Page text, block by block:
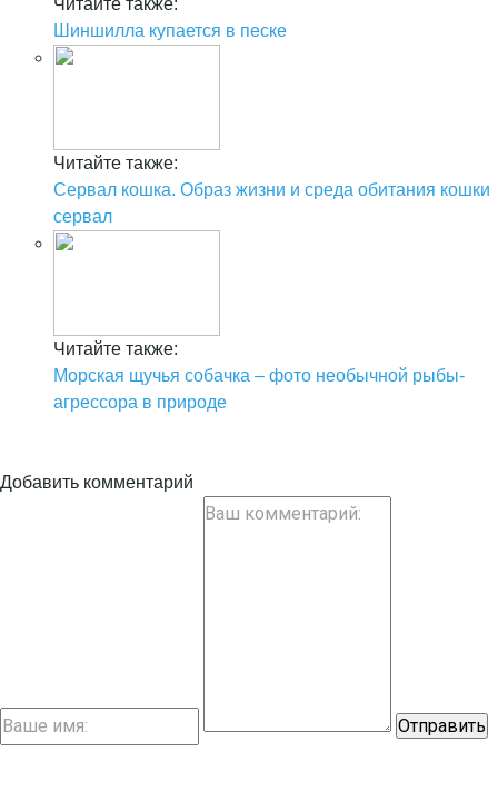
Читайте также:
Шиншилла купается в песке
Читайте также:
Сервал кошка. Образ жизни и среда обитания кошки
сервал
Читайте также:
Морская щучья собачка – фото необычной рыбы-
агрессора в природе
Добавить комментарий